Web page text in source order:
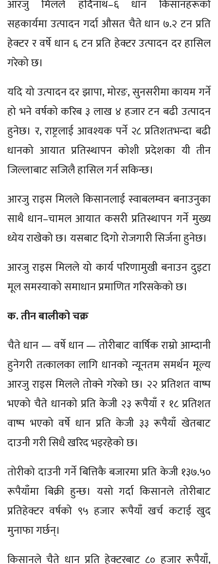
आरजु मिलले हर्दिनाथ–६ धान किसानहरूको
सहकार्यमा उत्पादन गर्दा औसत चैते धान ७.२ टन प्रति
हेक्टर र वर्षे धान ६ टन प्रति हेक्टर उत्पादन दर हासिल
गरेको छ।
यदि यो उत्पादन दर झापा, मोरङ, सुनसरीमा कायम गर्ने
हो भने वर्षको करिब ३ लाख ४ हजार टन बढी उत्पादन
हुनेछ। र, राष्ट्रलाई आवश्यक पर्ने २८ प्रतिशतभन्दा बढी
धानको आयात प्रतिस्थापन कोशी प्रदेशका यी तीन
जिल्लाबाट सजिलै हासिल गर्न सकिन्छ।
आरजु राइस मिलले किसानलाई स्वाबलम्वन बनाउनुका
साथै धान–चामल आयात कसरी प्रतिस्थापन गर्ने मुख्य
ध्येय राखेको छ। यसबाट दिगो रोजगारी सिर्जना हुनेछ।
आरजु राइस मिलले यो कार्य परिणामुखी बनाउन दुइटा
मूल समस्याको समाधान प्रमाणित गरिसकेको छ।
क. तीन बालीको चक्र
चैते धान — वर्षे धान — तोरीबाट वार्षिक राम्रो आम्दानी
हुनेगरी तत्कालका लागि धानको न्यूनतम समर्थन मूल्य
आरजु राइस मिलले तोक्ने गरेको छ। २२ प्रतिशत वाष्प
भएको चैते धानको प्रति केजी २३ रूपैयाँ र १८ प्रतिशत
वाष्प भएको वर्षे धान प्रति केजी ३३ रूपैयाँ खेतबाट
दाउनी गरी सिधै खरिद भइरहेको छ।
तोरीको दाउनी गर्ने बित्तिकै बजारमा प्रति केजी १३७.५०
रूपैयाँमा बिक्री हुन्छ। यसो गर्दा किसानले तोरीबाट
प्रतिहेक्टर वर्षको ९५ हजार रूपैयाँ खर्च कटाई खुद
मुनाफा गर्छन्।
किसानले चैते धान प्रति हेक्टरबाट ८० हजार रूपैयाँ,